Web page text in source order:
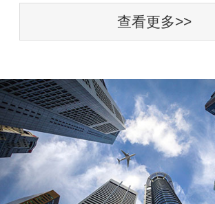
查看更多>>